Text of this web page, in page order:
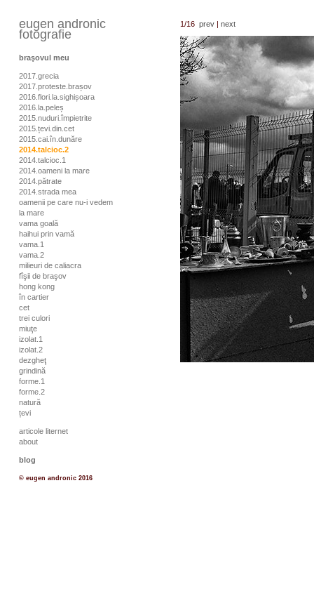
eugen andronic
fotografie
braşovul meu
2017.grecia
2017.proteste.brașov
2016.flori.la.sighișoara
2016.la.peleș
2015.nuduri.împietrite
2015.țevi.din.cet
2015.cai.în.dunăre
2014.talcioc.2
2014.talcioc.1
2014.oameni la mare
2014.pătrate
2014.strada mea
oamenii pe care nu-i vedem
la mare
vama goală
haihui prin vamă
vama.1
vama.2
milieuri de caliacra
fîşii de braşov
hong kong
în cartier
cet
trei culori
miuţe
izolat.1
izolat.2
dezgheţ
grindină
forme.1
forme.2
natură
țevi
articole liternet
about
blog
© eugen andronic 2016
1/16 prev | next